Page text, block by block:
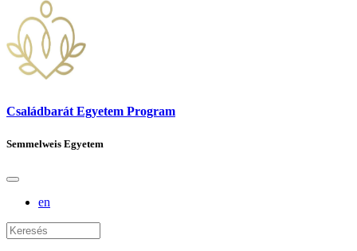
Családbarát Egyetem Program
Semmelweis Egyetem
en